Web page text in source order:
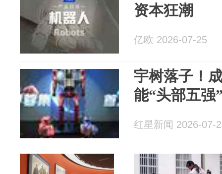
资本狂潮
亿欧 2026-07-25
宇树落子！
能“头部五强
红星新闻 2026-07-